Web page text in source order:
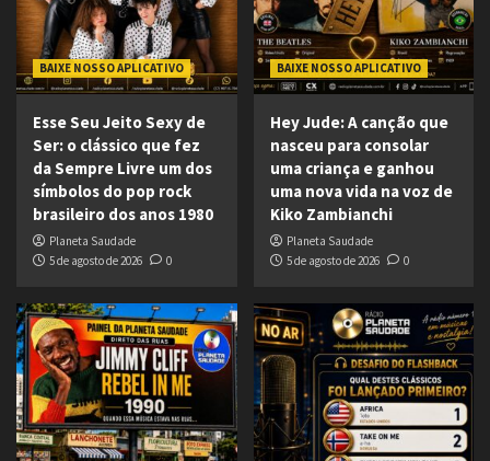
BAIXE NOSSO APLICATIVO
Esse Seu Jeito Sexy de
Ser: o clássico que fez
da Sempre Livre um dos
símbolos do pop rock
brasileiro dos anos 1980
Planeta Saudade
5 de agosto de 2026
0
BAIXE NOSSO APLICATIVO
Hey Jude: A canção que
nasceu para consolar
uma criança e ganhou
uma nova vida na voz de
Kiko Zambianchi
Planeta Saudade
5 de agosto de 2026
0